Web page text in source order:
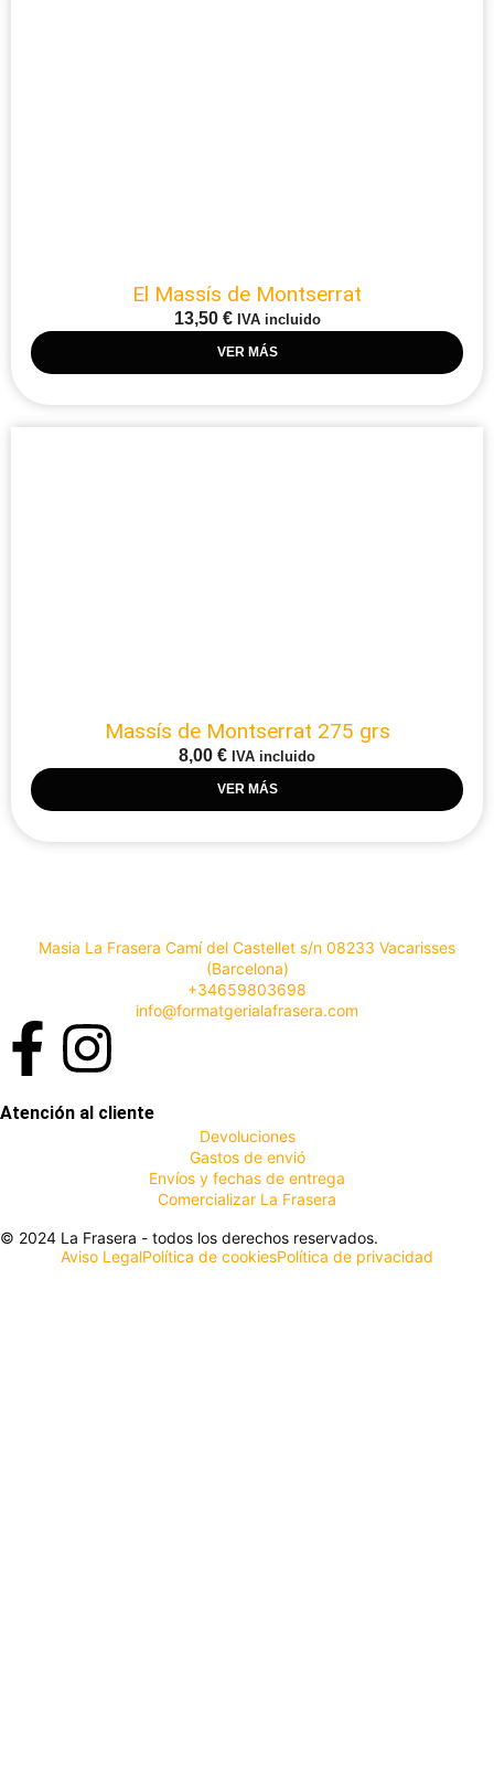
El Massís de Montserrat
13,50 € IVA incluido
VER MÁS
Massís de Montserrat 275 grs
8,00 € IVA incluido
VER MÁS
Masia La Frasera Camí del Castellet s/n 08233 Vacarisses
(Barcelona)
+34659803698
info@formatgerialafrasera.com
Atención al cliente
Devoluciones
Gastos de envió
Envíos y fechas de entrega
Comercializar La Frasera
© 2024 La Frasera - todos los derechos reservados.
Aviso LegalPolítica de cookiesPolítica de privacidad